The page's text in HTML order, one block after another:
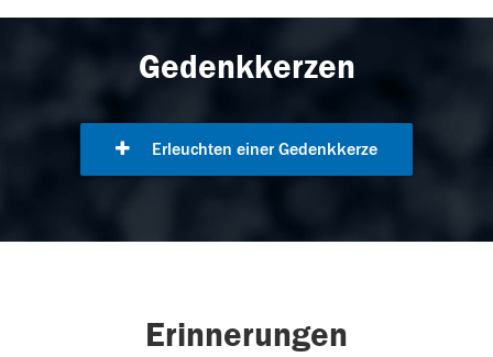
Gedenkkerzen
Erleuchten einer Gedenkkerze
Erinnerungen